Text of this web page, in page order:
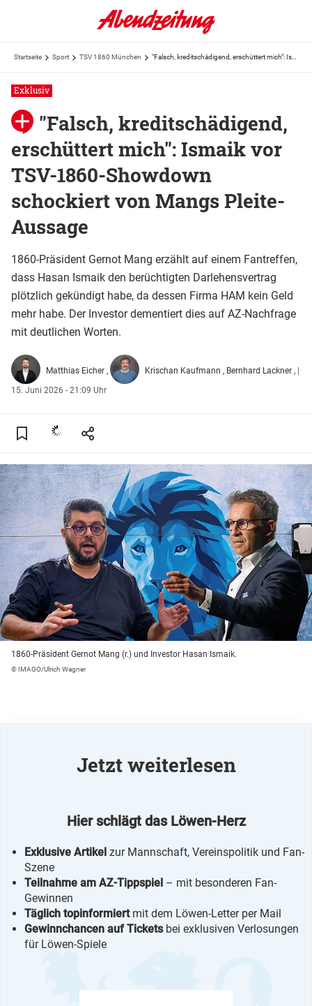
Startseite Sport TSV 1860 München
Exklusiv
"Falsch, kreditschädigend,
erschüttert mich": Ismaik vor
TSV-1860-Showdown
schockiert von Mangs Pleite-
Aussage
1860-Präsident Gernot Mang erzählt auf einem Fantreffen,
dass Hasan Ismaik den berüchtigten Darlehensvertrag
plötzlich gekündigt habe, da dessen Firma HAM kein Geld
mehr habe. Der Investor dementiert dies auf AZ-Nachfrage
mit deutlichen Worten.
Matthias Eicher Krischan Kaufmann Bernhard Lackner |
15. Juni 2026 - 21:09 Uhr
1860-Präsident Gernot Mang (r.) und Investor Hasan Ismaik.
© IMAGO/Ulrich Wagner
Jetzt weiterlesen
Hier schlägt das Löwen-Herz
Exklusive Artikel zur Mannschaft, Vereinspolitik und Fan-
Szene
Teilnahme am AZ-Tippspiel – mit besonderen Fan-
Gewinnen
Täglich topinformiertmit dem Löwen-Letter per Mail
Gewinnchancen auf Ticketsbei exklusiven Verlosungen
für Löwen-Spiele